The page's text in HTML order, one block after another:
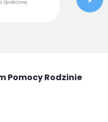
Pomocy Rodzinie